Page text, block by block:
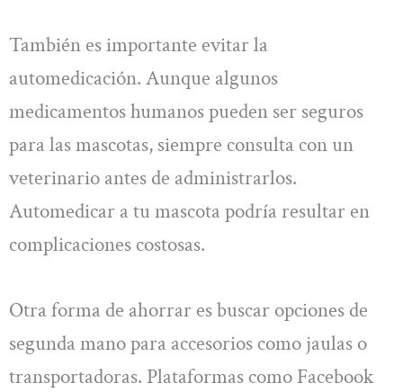
También es importante evitar la
automedicación. Aunque algunos
medicamentos humanos pueden ser seguros
para las mascotas, siempre consulta con un
veterinario antes de administrarlos.
Automedicar a tu mascota podría resultar en
complicaciones costosas.
Otra forma de ahorrar es buscar opciones de
segunda mano para accesorios como jaulas o
transportadoras. Plataformas como Facebook